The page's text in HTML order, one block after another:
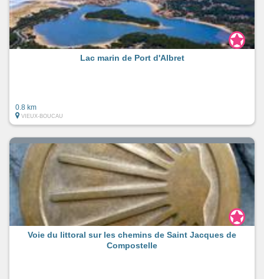
Lac marin de Port d'Albret
0.8 km
VIEUX-BOUCAU
Voie du littoral sur les chemins de Saint Jacques de
Compostelle